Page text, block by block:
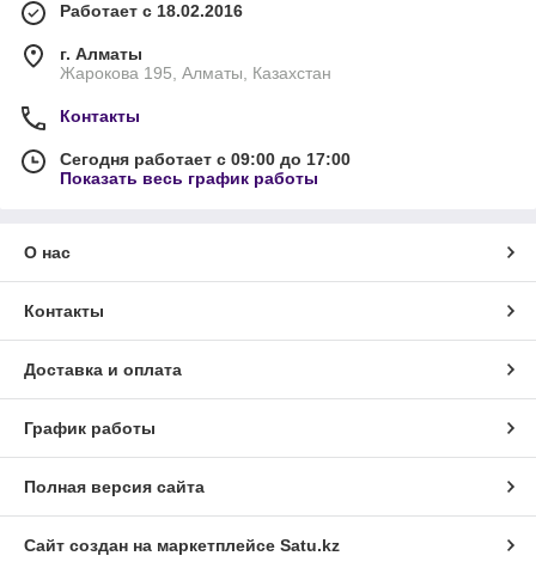
Работает с 18.02.2016
г. Алматы
Жарокова 195, Алматы, Казахстан
Контакты
Сегодня работает с 09:00 до 17:00
Показать весь график работы
О нас
Контакты
Доставка и оплата
График работы
Полная версия сайта
Сайт создан на маркетплейсе Satu.kz